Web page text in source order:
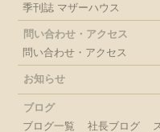
季刊誌 マザーハウス
問い合わせ・アクセス
問い合わせ・アクセス
お知らせ
ブログ
ブログ一覧
社長ブログ